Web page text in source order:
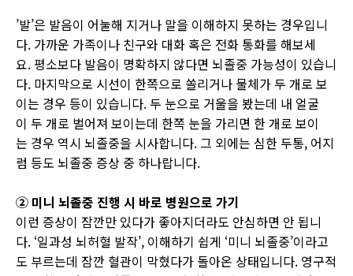
’발’은 발음이 어눌해 지거나 말을 이해하지 못하는 경우입니
다. 가까운 가족이나 친구와 대화 혹은 전화 통화를 해보세
요. 평소보다 발음이 명확하지 않다면 뇌졸중 가능성이 있습니
다. 마지막으로 시선이 한쪽으로 쏠리거나 물체가 두 개로 보
이는 경우 등이 있습니다. 두 눈으로 거울을 봤는데 내 얼굴
이 두 개로 벌어져 보이는데 한쪽 눈을 가리면 한 개로 보이
는 경우 역시 뇌졸중을 시사합니다. 그 외에는 심한 두통, 어지
럼 등도 뇌졸중 증상 중 하나랍니다.
② 미니 뇌졸중 진행 시 바로 병원으로 가기
이런 증상이 잠깐만 있다가 좋아지더라도 안심하면 안 됩니
다. ‘일과성 뇌허혈 발작’, 이해하기 쉽게 ‘미니 뇌졸중’이라고
도 부르는데 잠깐 혈관이 막혔다가 돌아온 상태입니다. 영구적